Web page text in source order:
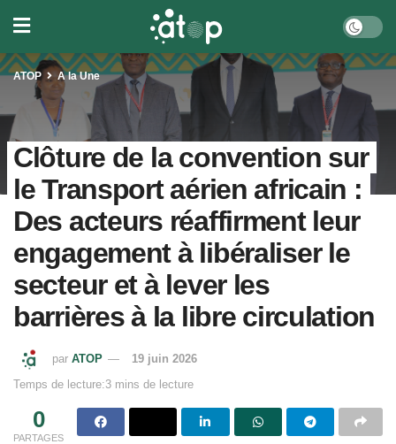
ATOP A la Une
Clôture de la convention sur
le Transport aérien africain :
Des acteurs réaffirment leur
engagement à libéraliser le
secteur et à lever les
barrières à la libre circulation
par ATOP
19 juin 2026
Temps de lecture:3 mins de lecture
0
PARTAGES